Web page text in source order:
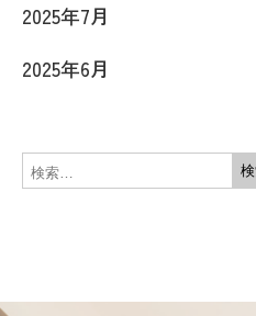
2025年7月
2025年6月